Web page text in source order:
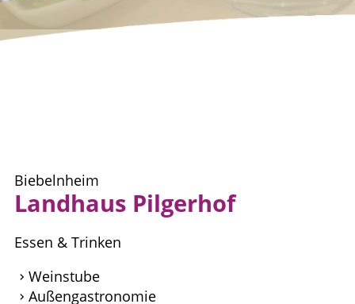
Biebelnheim
Landhaus Pilgerhof
Essen & Trinken
Weinstube
Außengastronomie